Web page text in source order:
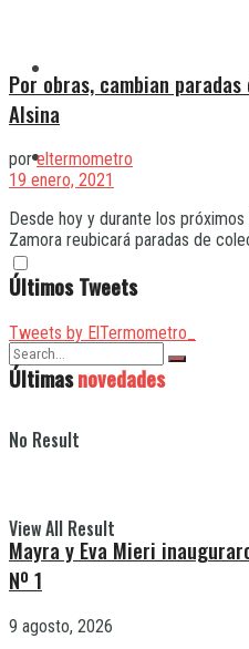
Varela
No Result
View All Result
Por obras, cambian
Alsina
poreltermometro
19 enero, 2021
Desde hoy y durante los
Zamora reubicará paradas de
Últimos Tweets
Tweets by ElTermometro_
Últimasnovedades
Mayra y Eva Mieri
Nº 1
9 agosto, 2026